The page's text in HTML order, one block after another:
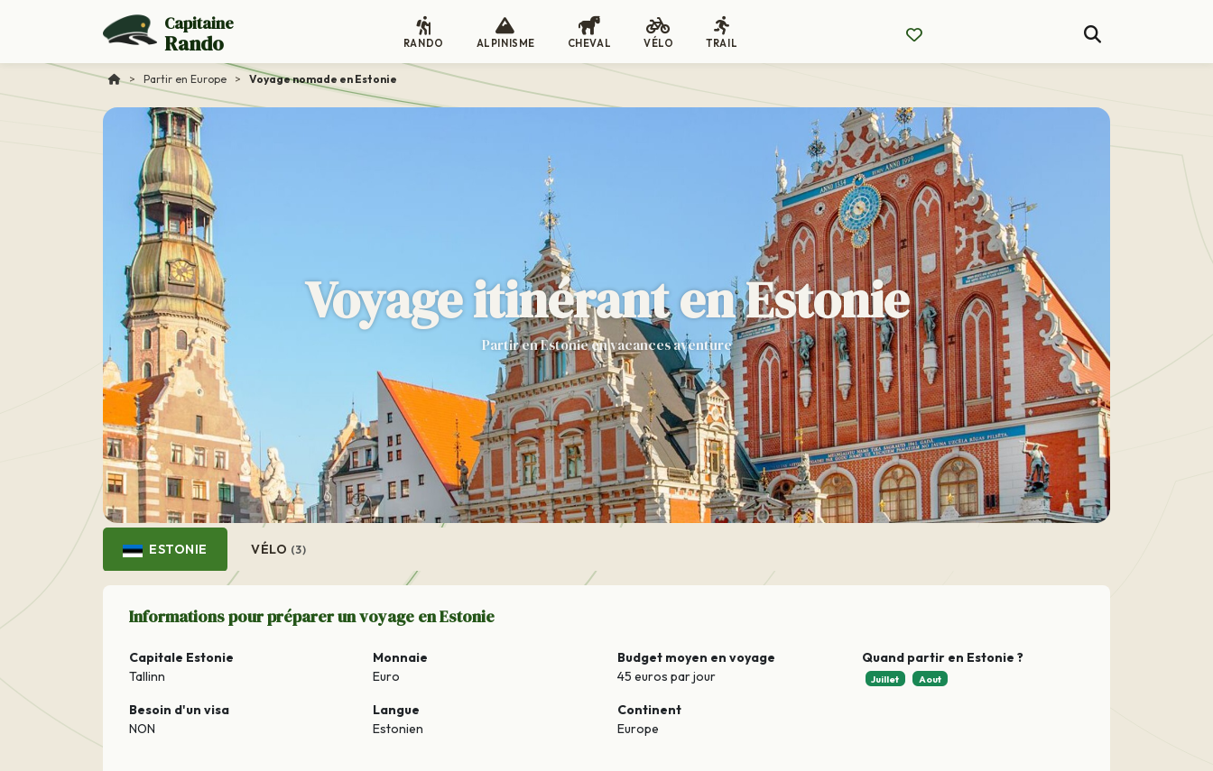
Capitaine
Rando RANDO ALPINISME CHEVAL VÉLO TRAIL
> Partir en Europe > Voyage nomade en Estonie
Voyage itinérant en Estonie
Partir en Estonie en vacances aventure
ESTONIE VÉLO (3)
Informations pour préparer un voyage en Estonie
Capitale Estonie
Tallinn
Besoin d'un visa
NON
Monnaie
Euro
Langue
Estonien
Budget moyen en voyage
45 euros par jour
Continent
Europe
Quand partir en Estonie ?
Juillet Aout